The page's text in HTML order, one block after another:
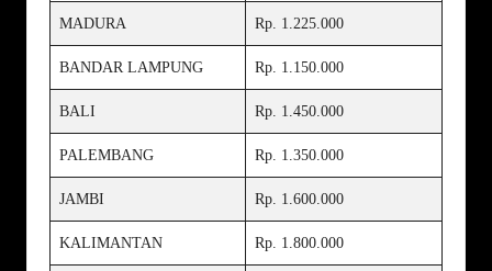
MADURA Rp. 1.225.000
BANDAR LAMPUNG Rp. 1.150.000
BALI Rp. 1.450.000
PALEMBANG Rp. 1.350.000
JAMBI Rp. 1.600.000
KALIMANTAN Rp. 1.800.000